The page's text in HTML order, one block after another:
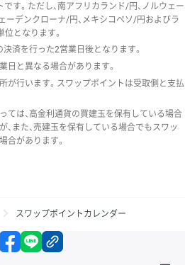
す。ただし、南アフリカランド/円、ノルウェー
ーデンクローナ/円、メキシコペソ/円およびラ
となります。
済を行った2営業日後となります。
日と異なる場合があります。
が行います。スワップポイントは受取側と支払
ては、高金利通貨の買建玉を保有している場合
また、売建玉を保有している場合でもスワッ
合があります。
スワップポイントカレンダー
X facebook